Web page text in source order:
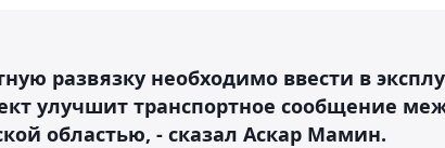
развязку необходимо ввести в
улучшит транспортное сообщение
областью, - сказал Аскар Мамин.